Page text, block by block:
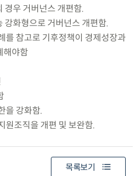
경우 거버넌스 개편함.
강화형으로 거버넌스 개편함.
를 참고로 기후정책이 경제성장과
해야함
을 강화함.
원조직을 개편 및 보완함.
목록보기